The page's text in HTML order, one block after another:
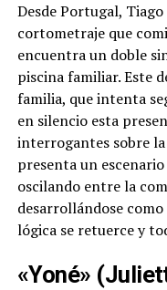
Desde Portugal,
cortometraje que
encuentra un doble
piscina familiar. Este
familia, que intenta
en silencio esta
interrogantes sobre
presenta un
oscilando entre la
desarrollándose
lógica se retuerce y
«Yoné»